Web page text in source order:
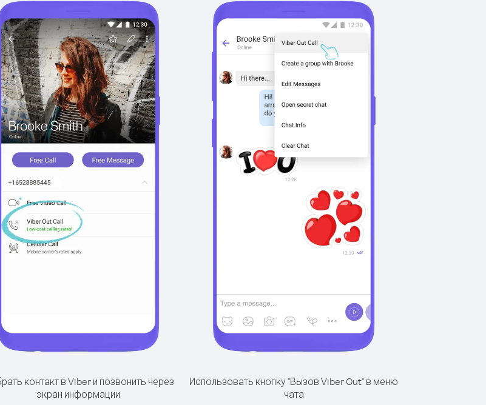
контакт в Viber и позвонить через
экран информации
Использовать кнопку "Вызов Viber Out" в меню
чата